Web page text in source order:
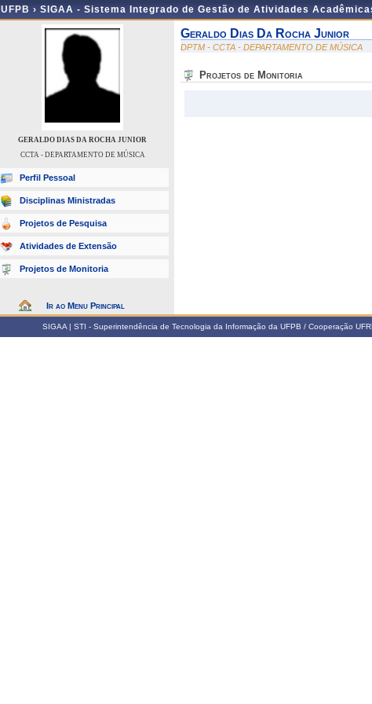
UFPB › SIGAA - Sistema Integrado de Gestão de Atividades
GERALDO DIAS DA ROCHA JUNIOR
CCTA - DEPARTAMENTO DE MÚSICA
Perfil Pessoal
Disciplinas Ministradas
Projetos de Pesquisa
Atividades de Extensão
Projetos de Monitoria
Ir ao Menu Principal
Geraldo Dias Da Rocha Junior
DPTM - CCTA - DEPARTAMENTO DE MÚSICA
Projetos de Monitoria
SIGAA | STI - Superintendência de Tecnologia da Informação da UFPB / Cooperação